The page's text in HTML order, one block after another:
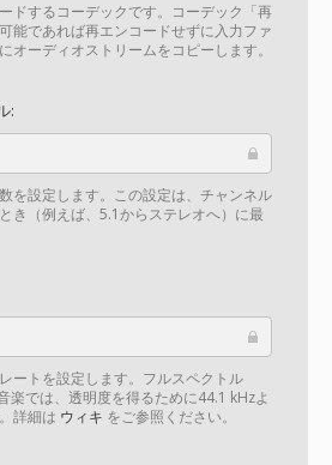
ドするコーデックです。コーデック「再
能であれば再エンコードせずに入力ファ
オーディオストリームをコピーします。
:
を設定します。この設定は、チャンネル
き（例えば、5.1からステレオへ）に最
ートを設定します。フルスペクトル
楽では、透明度を得るために44.1 kHzよ
詳細は ウィキ をご参照ください。